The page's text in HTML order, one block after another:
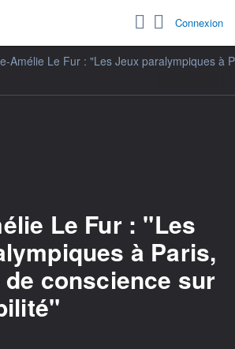
Connexion
Amélie Le Fur : "Les Jeux paralympiques à
Le Fur : "Les
à Paris,
conscience sur